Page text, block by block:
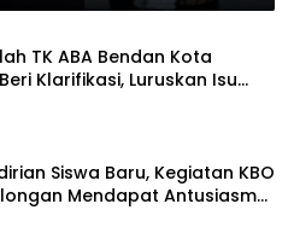
TK ABA Bendan Kota
Klarifikasi, Luruskan Isu
Siswa Baru, Kegiatan KBO
Mendapat Antusiasme
Orang Tua Murid